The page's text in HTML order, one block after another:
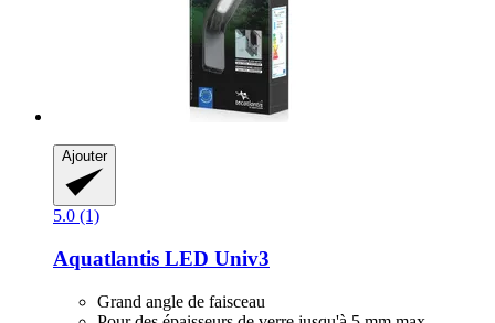
Ajouter
5.0 (1)
Aquatlantis LED Univ3
Grand angle de faisceau